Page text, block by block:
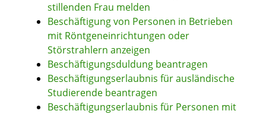
stillenden Frau melden
Beschäftigung von Personen in Betrieben
mit Röntgeneinrichtungen oder
Störstrahlern anzeigen
Beschäftigungsduldung beantragen
Beschäftigungserlaubnis für ausländische
Studierende beantragen
Beschäftigungserlaubnis für Personen mit